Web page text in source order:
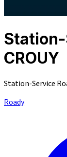
CROUY
Station-Service
Roady